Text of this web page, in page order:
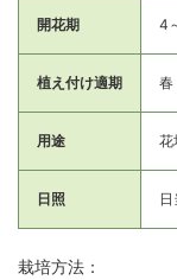
開花期 4
植え付け適期 春
用途 花
日照 日
栽培方法：